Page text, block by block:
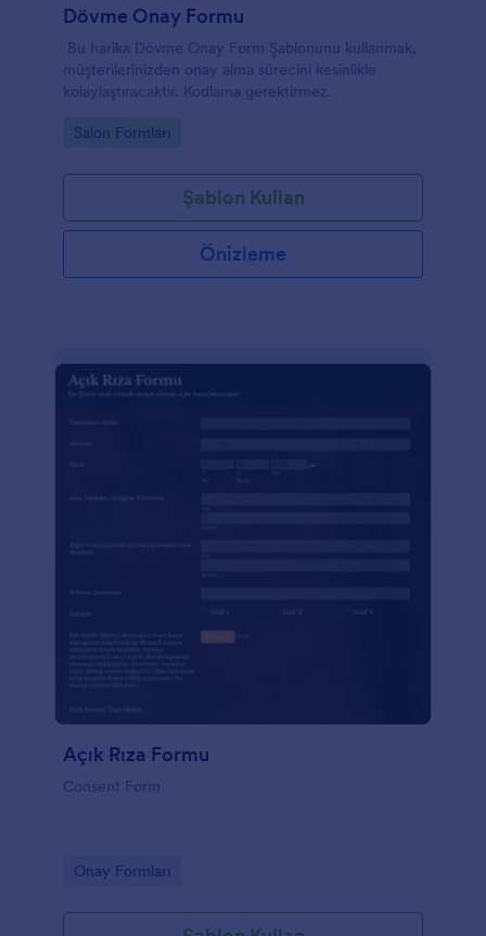
Dövme Onay Formu
Bu harika Dövme Onay Form Şablonunu kullanmak,
müşterilerinizden onay alma sürecini kesinlikle
kolaylaştıracaktır. Kodlama gerektirmez.
Go to Category:
Salon Formları
Şablon Kullan
Önizleme
Açık Rıza Formu
Consent Form
Go to Category:
Onay Formları